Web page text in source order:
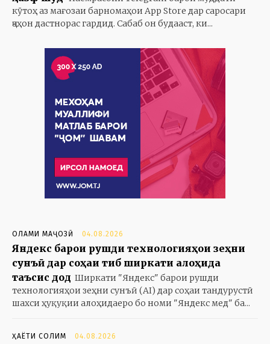
кӯтоҳ аз мағозаи барномаҳои App Store дар саросари
ҷаҳон дастнорас гардид. Сабаб он будааст, ки...
ОЛАМИ МАҶОЗӢ 04.08.2026
Яндекс барои рушди технологияҳои зеҳни
сунъӣ дар соҳаи тиб ширкати алоҳида
таъсис дод Ширкати "Яндекс" барои рушди
технологияҳои зеҳни сунъӣ (AI) дар соҳаи тандурустӣ
шахси ҳуқуқии алоҳидаеро бо номи "Яндекс мед" ба...
ҲАЁТИ СОЛИМ 04.08.2026